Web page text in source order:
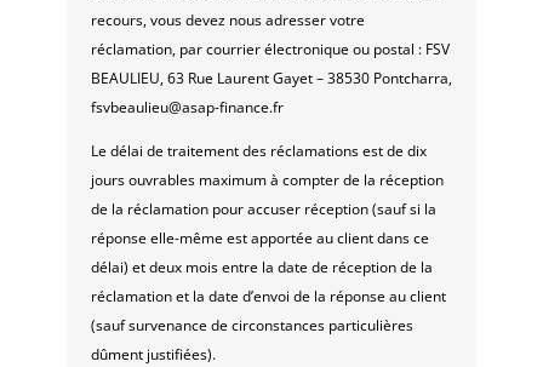
recours, vous devez nous adresser votre
réclamation, par courrier électronique ou postal : FSV
BEAULIEU, 63 Rue Laurent Gayet – 38530 Pontcharra,
fsvbeaulieu@asap-finance.fr
Le délai de traitement des réclamations est de dix
jours ouvrables maximum à compter de la réception
de la réclamation pour accuser réception (sauf si la
réponse elle-même est apportée au client dans ce
délai) et deux mois entre la date de réception de la
réclamation et la date d’envoi de la réponse au client
(sauf survenance de circonstances particulières
dûment justifiées).